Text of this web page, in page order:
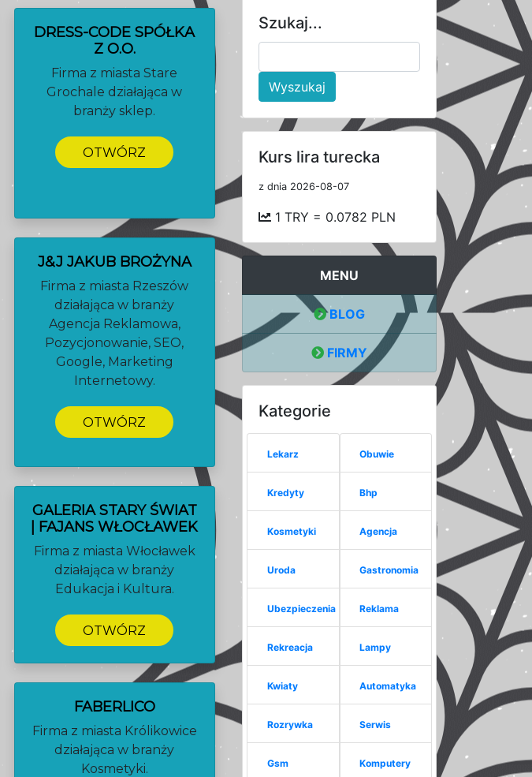
DRESS-CODE SPÓŁKA
Z O.O.
Firma z miasta Stare
Grochale działająca w
branży sklep.
OTWÓRZ
J&J JAKUB BROŻYNA
Firma z miasta Rzeszów
działająca w branży
Agencja Reklamowa,
Pozycjonowanie, SEO,
Google, Marketing
Internetowy.
OTWÓRZ
GALERIA STARY ŚWIAT
| FAJANS WŁOCŁAWEK
Firma z miasta Włocławek
działająca w branży
Edukacja i Kultura.
OTWÓRZ
FABERLICO
Firma z miasta Królikowice
działająca w branży
Kosmetyki.
Szukaj...
Wyszukaj
Kurs lira turecka
z dnia 2026-08-07
1 TRY = 0.0782 PLN
MENU
BLOG
FIRMY
Kategorie
Lekarz
Kredyty
Kosmetyki
Uroda
Ubezpieczenia
Rekreacja
Kwiaty
Rozrywka
Gsm
Obuwie
Bhp
Agencja
Gastronomia
Reklama
Lampy
Automatyka
Serwis
Komputery